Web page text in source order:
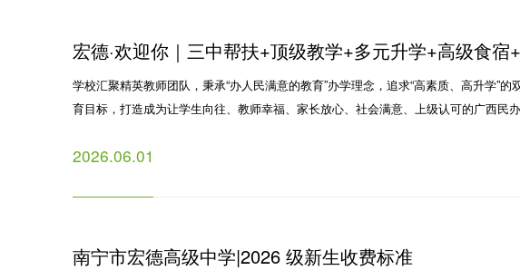
宏德·欢迎你｜三中帮扶+顶级教学+多元升学+高级食宿
色活动
学校汇聚精英教师团队，秉承“办人民满意的教育”办学理念，追求“高素质、高升学”的
育目标，打造成为让学生向往、教师幸福、家长放心、社会满意、上级认可的广西民
2026.06.01
南宁市宏德高级中学|2026 级新生收费标准